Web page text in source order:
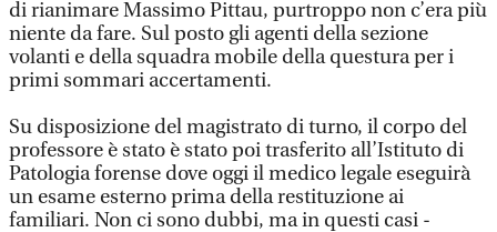
di rianimare Massimo Pittau, purtroppo non c’era più
niente da fare. Sul posto gli agenti della sezione
volanti e della squadra mobile della questura per i
primi sommari accertamenti.
Su disposizione del magistrato di turno, il corpo del
professore è stato è stato poi trasferito all’Istituto di
Patologia forense dove oggi il medico legale eseguirà
un esame esterno prima della restituzione ai
familiari. Non ci sono dubbi, ma in questi casi -